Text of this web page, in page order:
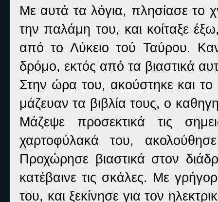
Με αυτά τα λόγια, πλησίασε το
την παλάμη του, και κοίταξε
από το Λύκειο τού Ταύρου.
δρόμο, εκτός από τα βιαστικά
Στην ώρα του, ακούστηκε και
μάζευαν τα βιβλία τους, ο
Μάζεψε προσεκτικά τις
χαρτοφύλακά του,
Προχώρησε βιαστικά στον
κατέβαινε τις σκάλες. Με
του, και ξεκίνησε για τον